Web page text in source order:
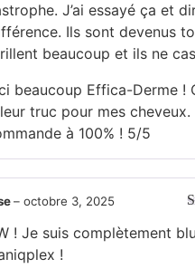
J’ai essayé ça et
Ils sont devenus
beaucoup et ils ne
beaucoup Effica-Derme !
truc pour mes cheveux.
à 100% ! 5/5
– octobre 3, 2025
! Je suis complètement
!